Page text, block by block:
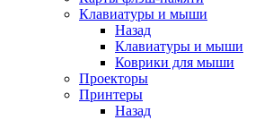
Клавиатуры и мыши
Назад
Клавиатуры и мыши
Коврики для мыши
Проекторы
Принтеры
Назад